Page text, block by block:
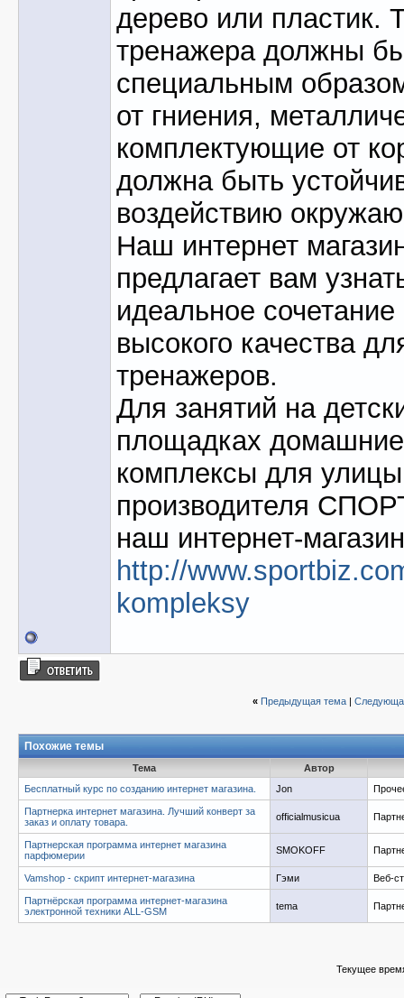
дерево или пластик.
тренажера должны
специальным
от гниения,
комплектующие от
должна быть
воздействию
Наш интернет
предлагает вам
идеальное
высокого качества
тренажеров.
Для занятий на
площадках
комплексы для
производителя
наш интернет-магазин
http://
kompleksy
« Предыдущая тема|
Похожие темы
Тема
Автор
Бесплатный курс по созданию интернет магазина.
Jon
Партнерка интернет магазина. Лучший конверт за
заказ и оплату товара.
officialmusicua
Партнерская программа интернет магазина
парфюмерии
SMOKOFF
Vamshop - скрипт интернет-магазина Гэми Веб-
Партнёрская программа интернет-магазина
электронной техники ALL-GSM
tema
Текущее